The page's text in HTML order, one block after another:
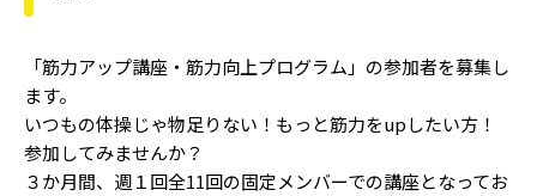
「筋力アップ講座・筋力向上プログラム」の参加者を募集し
ます。
いつもの体操じゃ物足りない！もっと筋力をupしたい方！
参加してみませんか？
３か月間、週１回全11回の固定メンバーでの講座となってお